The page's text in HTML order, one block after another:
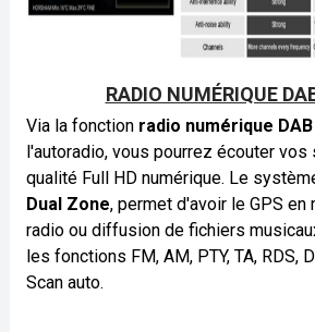
RADIO NUMÉRIQUE
Via la fonction radio numérique
l'autoradio, vous pourrez écouter
qualité Full HD numérique. Le
Dual Zone, permet d'avoir le GPS
radio ou diffusion de fichiers
les fonctions FM, AM, PTY, TA, RDS,
Scan auto.